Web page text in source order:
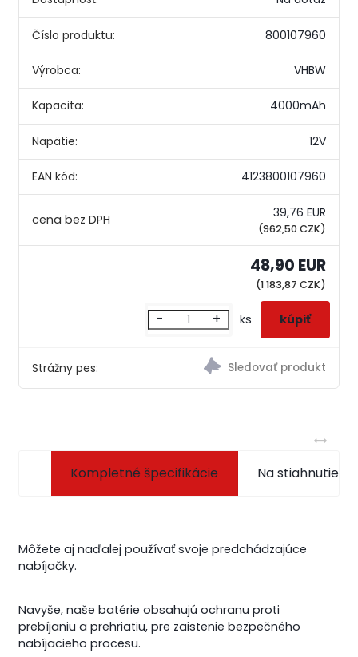
Číslo produktu: 800107960
Výrobca: VHBW
Kapacita: 4000mAh
Napätie: 12V
EAN kód: 4123800107960
39,76 EUR
(962,50 CZK)
48,90 EUR
(1 183,87 CZK)
Strážny pes:
- + ks
Kompletné špecifikácie Na stiahnutie
Môžete aj naďalej používať svoje predchádzajúce
nabíjačky.
Navyše, naše batérie obsahujú ochranu proti
prebíjaniu a prehriatiu, pre zaistenie bezpečného
nabíjacieho procesu.